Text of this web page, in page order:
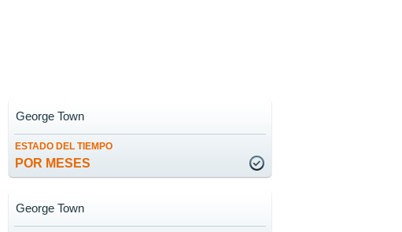
ESTADO DEL TIEMPO
POR MESES
George Town
George Town